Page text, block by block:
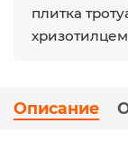
плитка
Описание